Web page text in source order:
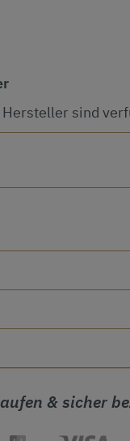
Hersteller sind
& sicher